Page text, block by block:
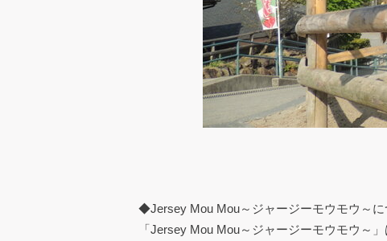
◆Jersey Mou Mou～ジャージーモウモウ～に
「Jersey Mou Mou～ジャージーモウモウ～